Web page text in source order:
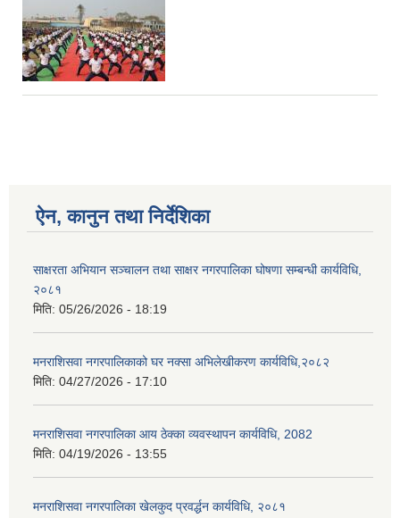
ऐन, कानुन तथा निर्देशिका
साक्षरता अभियान सञ्चालन तथा साक्षर नगरपालिका घोषणा सम्बन्धी कार्यविधि,
२०८१
मिति: 05/26/2026 - 18:19
मनराशिसवा नगरपालिकाको घर नक्सा अभिलेखीकरण कार्यविधि,२०८२
मिति: 04/27/2026 - 17:10
मनराशिसवा नगरपालिका आय ठेक्का व्यवस्थापन कार्यविधि, 2082
मिति: 04/19/2026 - 13:55
मनराशिसवा नगरपालिका खेलकुद प्रवर्द्धन कार्यविधि, २०८१